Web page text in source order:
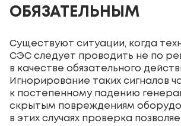
ОБЯЗАТЕЛЬНЫМ
Существуют ситуации, когда
СЭС следует проводить не по
в качестве обязательного
Игнорирование таких сигналов
к постепенному падению
скрытым повреждениям
в этих случаях проверка